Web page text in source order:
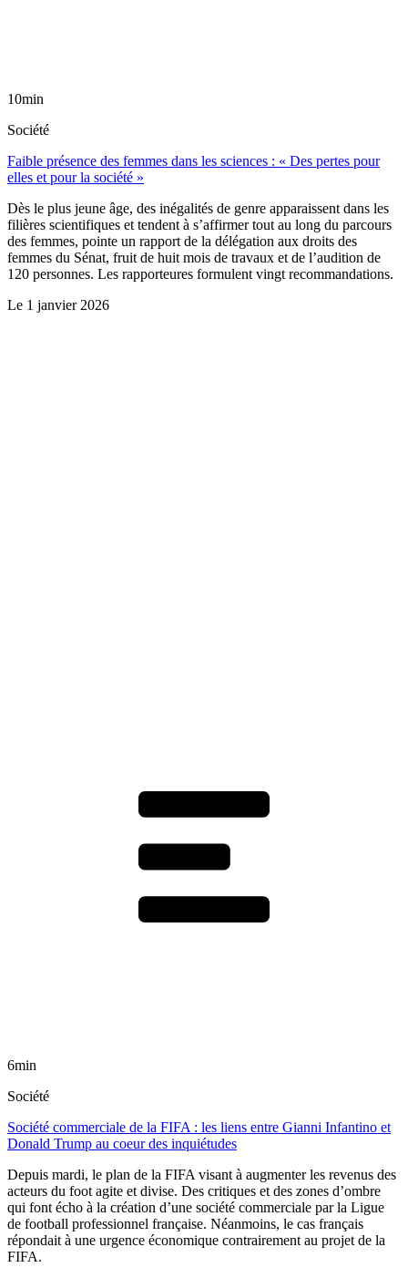
10min
Société
Faible présence des femmes dans les sciences : « Des pertes pour
elles et pour la société »
Dès le plus jeune âge, des inégalités de genre apparaissent dans les
filières scientifiques et tendent à s’affirmer tout au long du parcours
des femmes, pointe un rapport de la délégation aux droits des
femmes du Sénat, fruit de huit mois de travaux et de l’audition de
120 personnes. Les rapporteures formulent vingt recommandations.
Le 1 janvier 2026
6min
Société
Société commerciale de la FIFA : les liens entre Gianni Infantino et
Donald Trump au coeur des inquiétudes
Depuis mardi, le plan de la FIFA visant à augmenter les revenus des
acteurs du foot agite et divise. Des critiques et des zones d’ombre
qui font écho à la création d’une société commerciale par la Ligue
de football professionnel française. Néanmoins, le cas français
répondait à une urgence économique contrairement au projet de la
FIFA.